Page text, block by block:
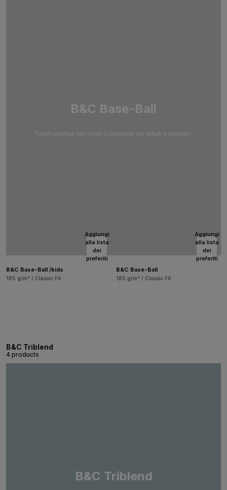
B&C Base-Ball
T-shirt sportiva con colori a contrasto per adulti e bambini.
Aggiungi
alla lista
dei
preferiti
B&C Base-Ball /kids
185 g/m² / Classic Fit
Aggiungi
alla lista
dei
preferiti
B&C Base-Ball
185 g/m² / Classic Fit
B&C Triblend
4 products
B&C Triblend